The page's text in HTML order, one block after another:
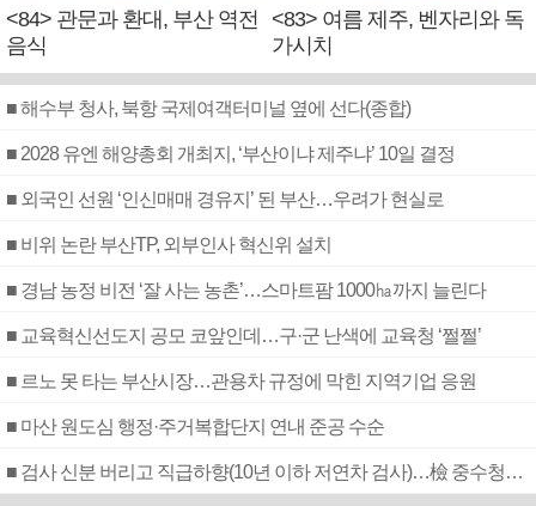
<84> 관문과 환대, 부산 역전
음식
<83> 여름 제주, 벤자리와 독
가시치
■ 해수부 청사, 북항 국제여객터미널 옆에 선다(종합)
■ 2028 유엔 해양총회 개최지, ‘부산이냐 제주냐’ 10일 결정
■ 외국인 선원 ‘인신매매 경유지’ 된 부산…우려가 현실로
■ 비위 논란 부산TP, 외부인사 혁신위 설치
■ 경남 농정 비전 ‘잘 사는 농촌’…스마트팜 1000㏊까지 늘린다
■ 교육혁신선도지 공모 코앞인데…구·군 난색에 교육청 ‘쩔쩔’
■ 르노 못 타는 부산시장…관용차 규정에 막힌 지역기업 응원
■ 마산 원도심 행정·주거복합단지 연내 준공 수순
■ 검사 신분 버리고 직급하향(10년 이하 저연차 검사)…檢 중수청행 기피